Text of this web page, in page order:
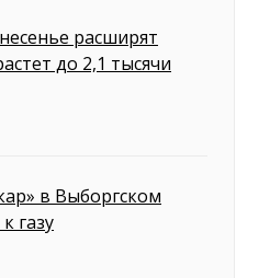
расширят
до 2,1 тысячи
в Выборгском
газу